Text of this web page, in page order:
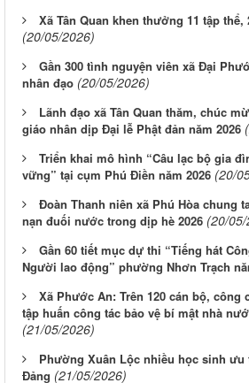
Xã Tân Quan khen thưởng 11 tập thể,
(20/05/2026)
Gần 300 tình nguyện viên xã Đại
nhân đạo (20/05/2026)
Lãnh đạo xã Tân Quan thăm, chúc
giáo nhân dịp Đại lễ Phật đản năm 2026
Triển khai mô hình “Câu lạc bộ gia
vững” tại cụm Phú Điền năm 2026 (20/
Đoàn Thanh niên xã Phú Hòa chung
nạn đuối nước trong dịp hè 2026 (20/
Gần 60 tiết mục dự thi “Tiếng hát
Người lao động” phường Nhơn Trạch
Xã Phước An: Trên 120 cán bộ,
tập huấn công tác bảo vệ bí mật nhà
(21/05/2026)
Phường Xuân Lộc nhiều học sinh
Đảng (21/05/2026)